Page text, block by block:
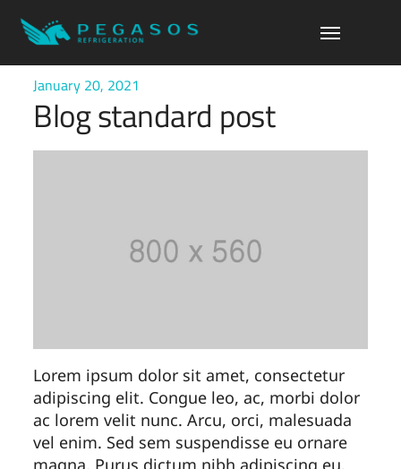
January 20, 2021
Blog standard post
Lorem ipsum dolor sit amet, consectetur
adipiscing elit. Congue leo, ac, morbi dolor
ac lorem velit nunc. Arcu, orci, malesuada
vel enim. Sed sem suspendisse eu ornare
magna. Purus dictum nibh adipiscing eu,